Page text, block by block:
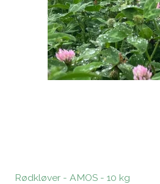
Rødkløver - AMOS - 10 kg